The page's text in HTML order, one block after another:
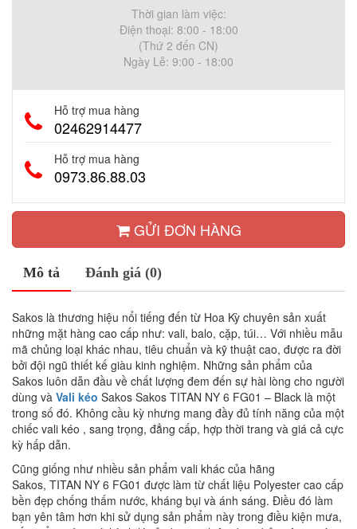
Thời gian làm việc:
Điện thoại: 8:00 - 18:00
(Thứ 2 đến CN)
Ngày Lễ: 9:00 - 18:00
Hỗ trợ mua hàng
02462914477
Hỗ trợ mua hàng
0973.86.88.03
GỬI ĐƠN HÀNG
Mô tả Đánh giá (0)
Sakos là thương hiệu nổi tiếng đến từ Hoa Kỳ chuyên sản xuất
những mặt hàng cao cấp như: vali, balo, cặp, túi… Với nhiều mẫu
mã chủng loại khác nhau, tiêu chuẩn và kỹ thuật cao, được ra đời
bởi đội ngũ thiết kế giàu kinh nghiệm. Những sản phẩm của
Sakos luôn dẫn đầu về chất lượng đem đến sự hài lòng cho người
dùng và Vali kéo Sakos Sakos TITAN NY 6 FG01 – Black là một
trong số đó. Không cầu kỳ nhưng mang đầy đủ tính năng của một
chiếc vali kéo , sang trọng, đẳng cấp, hợp thời trang và giá cả cực
kỳ hấp dẫn.
Cũng giống như nhiều sản phẩm vali khác của hãng
Sakos, TITAN NY 6 FG01 được làm từ chất liệu Polyester cao cấp
bền đẹp chống thấm nước, kháng bụi và ánh sáng. Điều đó làm
bạn yên tâm hơn khi sử dụng sản phẩm này trong điều kiện mưa,